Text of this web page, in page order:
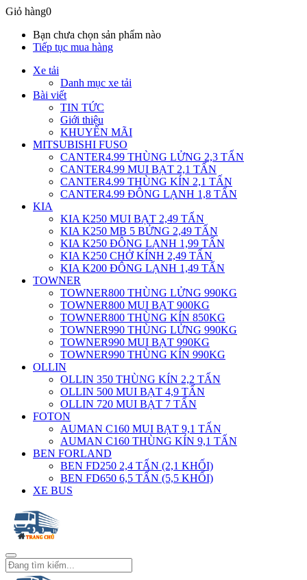
Giỏ hàng0
Bạn chưa chọn sản phẩm nào
Tiếp tục mua hàng
Xe tải
Danh mục xe tải
Bài viết
TIN TỨC
Giới thiệu
KHUYẾN MÃI
MITSUBISHI FUSO
CANTER4.99 THÙNG LỬNG 2,3 TẤN
CANTER4.99 MUI BẠT 2,1 TẤN
CANTER4.99 THÙNG KÍN 2,1 TẤN
CANTER4.99 ĐÔNG LẠNH 1,8 TẤN
KIA
KIA K250 MUI BẠT 2,49 TẤN
KIA K250 MB 5 BỬNG 2,49 TẤN
KIA K250 ĐÔNG LẠNH 1,99 TẤN
KIA K250 CHỞ KÍNH 2,49 TẤN
KIA K200 ĐÔNG LẠNH 1,49 TẤN
TOWNER
TOWNER800 THÙNG LỬNG 990KG
TOWNER800 MUI BẠT 900KG
TOWNER800 THÙNG KÍN 850KG
TOWNER990 THÙNG LỬNG 990KG
TOWNER990 MUI BẠT 990KG
TOWNER990 THÙNG KÍN 990KG
OLLIN
OLLIN 350 THÙNG KÍN 2,2 TẤN
OLLIN 500 MUI BẠT 4,9 TẤN
OLLIN 720 MUI BẠT 7 TẤN
FOTON
AUMAN C160 MUI BẠT 9,1 TẤN
AUMAN C160 THÙNG KÍN 9,1 TẤN
BEN FORLAND
BEN FD250 2,4 TẤN (2,1 KHỐI)
BEN FD650 6,5 TẤN (5,5 KHỐI)
XE BUS